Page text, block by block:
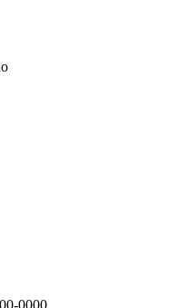
0000